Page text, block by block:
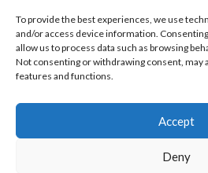
To provide the best experiences, we use
and/or access device information.
allow us to process data such as browsing
Not consenting or withdrawing consent, may
features and functions.
Accept
Deny